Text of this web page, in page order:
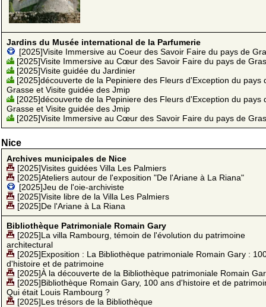
Jardins du Musée international de la Parfumerie
[2025]Visite Immersive au Coeur des Savoir Faire du pays de
[2025]Visite Immersive au Cœur des Savoir Faire du pays de
[2025]Visite guidée du Jardinier
[2025]découverte de la Pepiniere des Fleurs d'Exception du pays
Grasse et Visite guidée des Jmip
[2025]découverte de la Pepiniere des Fleurs d'Exception du pays
Grasse et Visite guidée des Jmip
[2025]Visite Immersive au Cœur des Savoir Faire du pays de
Nice
Archives municipales de Nice
[2025]Visites guidées Villa Les Palmiers
[2025]Ateliers autour de l'exposition "De l'Ariane à La Riana"
[2025]Jeu de l'oie-archiviste
[2025]Visite libre de la Villa Les Palmiers
[2025]De l'Ariane à La Riana
Bibliothèque Patrimoniale Romain Gary
[2025]La villa Rambourg, témoin de l'évolution du patrimoine
architectural
[2025]Exposition : La Bibliothèque patrimoniale Romain Gary :
d'histoire et de patrimoine
[2025]À la découverte de la Bibliothèque patrimoniale Romain
[2025]Bibliothèque Romain Gary, 100 ans d'histoire et de
Qui était Louis Rambourg ?
[2025]Les trésors de la Bibliothèque